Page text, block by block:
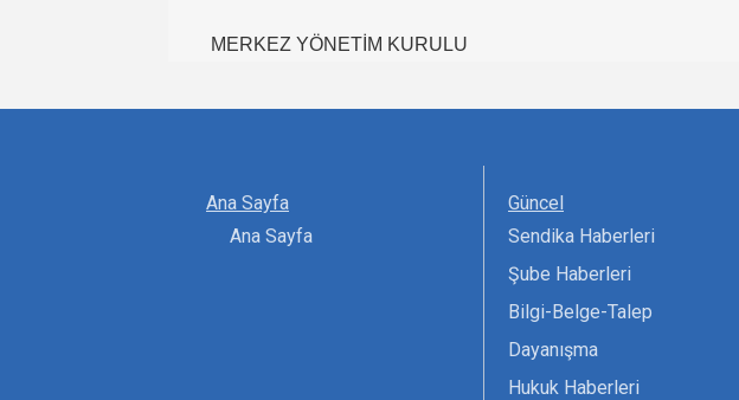
MERKEZ YÖNETİM KURULU
Ana Sayfa
Ana Sayfa
Güncel
Sendika Haberleri
Şube Haberleri
Bilgi-Belge-Talep
Dayanışma
Hukuk Haberleri